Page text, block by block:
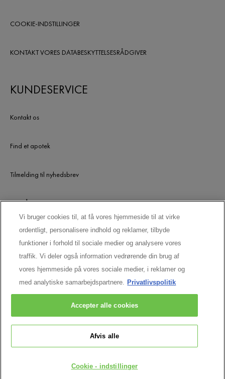
COOKIE-INDSTILLINGER
KONTAKT VORES DATABESKYTTELSESRÅDGIVER
KUNDESERVICE
Kontakt os
Find et apotek
Tilmelding til nyhedsbrev
UDGÅEDE PRODUKTER
LAD OS HOLDE KONTAKTEN
© VICHY INC. 2026. ALLE RETTIGHEDER
Vi bruger cookies til, at få vores hjemmeside til at virke
ordentligt, personalisere indhold og reklamer, tilbyde
funktioner i forhold til sociale medier og analysere vores
traffik. Vi deler også information vedrørende din brug af
vores hjemmeside på vores sociale medier, i reklamer og
med analytiske samarbejdspartnere. Privatlivspolitik
Cookie - indstillinger
Afvis alle
Accepter alle cookies